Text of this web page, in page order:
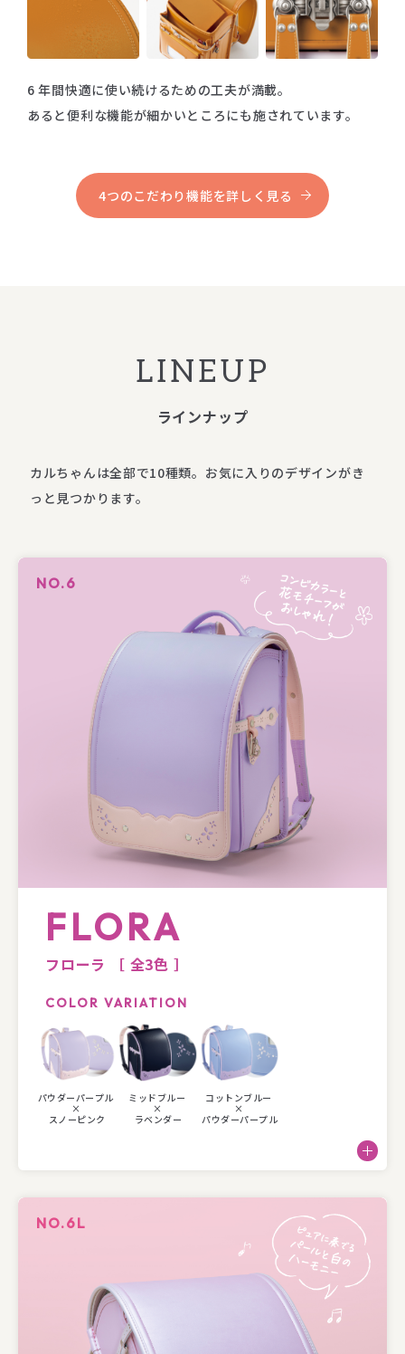
6 年間快適に使い続けるための工夫が満載。
あると便利な機能が細かいところにも施されています。
4つのこだわり機能を詳しく見る
LINEUP
ラインナップ
カルちゃんは全部で10種類。 お気に入りのデザインがき
っと見つかります。
NO.6
FLORA
フローラ ［ 全3色 ］
COLOR VARIATION
パウダーパープル
×
スノーピンク
ミッドブルー
×
ラベンダー
コットンブルー
×
パウダーパープル
NO.6L